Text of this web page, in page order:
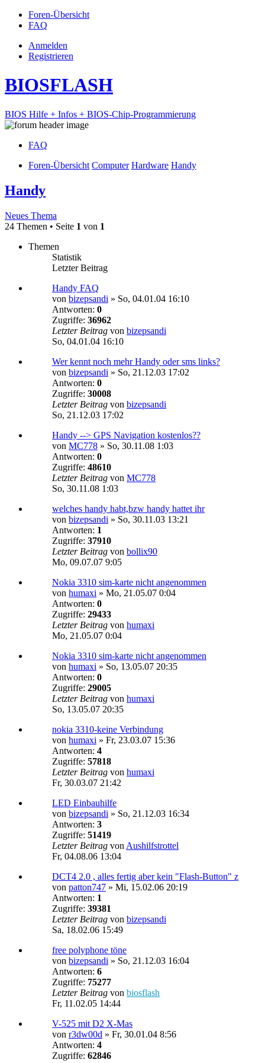
Foren-Übersicht
FAQ
Anmelden
Registrieren
BIOSFLASH
BIOS Hilfe + Infos + BIOS-Chip-Programmierung
FAQ
Foren-Übersicht Computer Hardware Handy
Handy
Neues Thema
24 Themen • Seite 1 von 1
Themen
Statistik
Letzter Beitrag
Handy FAQ
von bizepsandi » So, 04.01.04 16:10
Antworten: 0
Zugriffe: 36962
Letzter Beitrag von bizepsandi
So, 04.01.04 16:10
Wer kennt noch mehr Handy oder sms links?
von bizepsandi » So, 21.12.03 17:02
Antworten: 0
Zugriffe: 30008
Letzter Beitrag von bizepsandi
So, 21.12.03 17:02
Handy --> GPS Navigation kostenlos??
von MC778 » So, 30.11.08 1:03
Antworten: 0
Zugriffe: 48610
Letzter Beitrag von MC778
So, 30.11.08 1:03
welches handy habt,bzw handy hattet ihr
von bizepsandi » So, 30.11.03 13:21
Antworten: 1
Zugriffe: 37910
Letzter Beitrag von bollix90
Mo, 09.07.07 9:05
Nokia 3310 sim-karte nicht angenommen
von humaxi » Mo, 21.05.07 0:04
Antworten: 0
Zugriffe: 29433
Letzter Beitrag von humaxi
Mo, 21.05.07 0:04
Nokia 3310 sim-karte nicht angenommen
von humaxi » So, 13.05.07 20:35
Antworten: 0
Zugriffe: 29005
Letzter Beitrag von humaxi
So, 13.05.07 20:35
nokia 3310-keine Verbindung
von humaxi » Fr, 23.03.07 15:36
Antworten: 4
Zugriffe: 57818
Letzter Beitrag von humaxi
Fr, 30.03.07 21:42
LED Einbauhilfe
von bizepsandi » So, 21.12.03 16:34
Antworten: 3
Zugriffe: 51419
Letzter Beitrag von Aushilfstrottel
Fr, 04.08.06 13:04
DCT4 2.0 , alles fertig aber kein "Flash-Button" z
von patton747 » Mi, 15.02.06 20:19
Antworten: 1
Zugriffe: 39381
Letzter Beitrag von bizepsandi
Sa, 18.02.06 15:49
free polyphone töne
von bizepsandi » So, 21.12.03 16:04
Antworten: 6
Zugriffe: 75277
Letzter Beitrag von biosflash
Fr, 11.02.05 14:44
V-525 mit D2 X-Mas
von r3dw00d » Fr, 30.01.04 8:56
Antworten: 4
Zugriffe: 62846